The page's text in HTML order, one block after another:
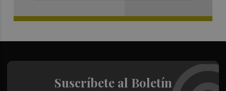
Suscríbete al Boletín